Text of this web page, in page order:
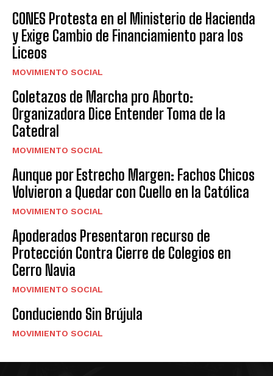
CONES Protesta en el Ministerio de Hacienda
y Exige Cambio de Financiamiento para los
Liceos
MOVIMIENTO SOCIAL
Coletazos de Marcha pro Aborto:
Organizadora Dice Entender Toma de la
Catedral
MOVIMIENTO SOCIAL
Aunque por Estrecho Margen: Fachos Chicos
Volvieron a Quedar con Cuello en la Católica
MOVIMIENTO SOCIAL
Apoderados Presentaron recurso de
Protección Contra Cierre de Colegios en
Cerro Navia
MOVIMIENTO SOCIAL
Conduciendo Sin Brújula
MOVIMIENTO SOCIAL